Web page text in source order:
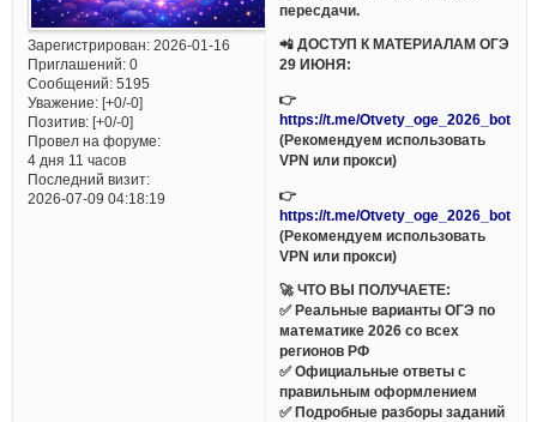
Зарегистрирован: 2026-01-16
Приглашений:0
Сообщений:5195
Уважение: [+0/-0]
Позитив: [+0/-0]
Провел на форуме:
4 дня 11 часов
Последний визит:
2026-07-09 04:18:19
пересдачи.
📲 ДОСТУП К МАТЕРИАЛАМ ОГЭ
29 ИЮНЯ:
👉
https://t.me/Otvety_oge_2026_bot
(Рекомендуем использовать
VPN или прокси)
👉
https://t.me/Otvety_oge_2026_bot
(Рекомендуем использовать
VPN или прокси)
🚀 ЧТО ВЫ ПОЛУЧАЕТЕ:
✅ Реальные варианты ОГЭ по
математике 2026 со всех
регионов РФ
✅ Официальные ответы с
правильным оформлением
✅ Подробные разборы заданий